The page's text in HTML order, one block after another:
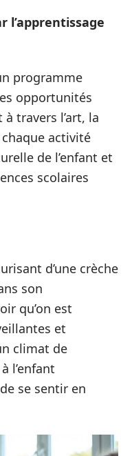
l’apprentissage
programme
opportunités
à travers l’art, la
activité
de l’enfant et
scolaires
d’une crèche
son
qu’on est
et
climat de
l’enfant
se sentir en